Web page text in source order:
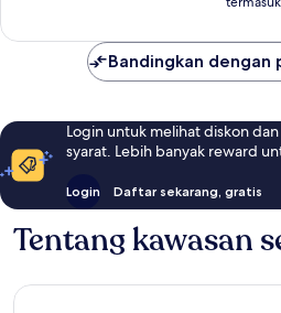
Bandingkan
Login untuk melihat diskon
syarat. Lebih banyak reward
Login Daftar sekarang, gratis
Tentang kawasan